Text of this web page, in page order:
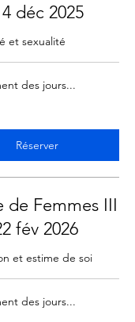
déc 2025
et sexualité
des jours...
Réserver
de Femmes III
fév 2026
et estime de soi
des jours...